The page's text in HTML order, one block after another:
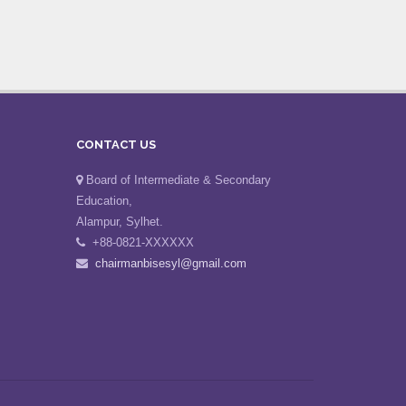
CONTACT US
Board of Intermediate & Secondary
Education,
Alampur, Sylhet.
+88-0821-XXXXXX
chairmanbisesyl@gmail.com